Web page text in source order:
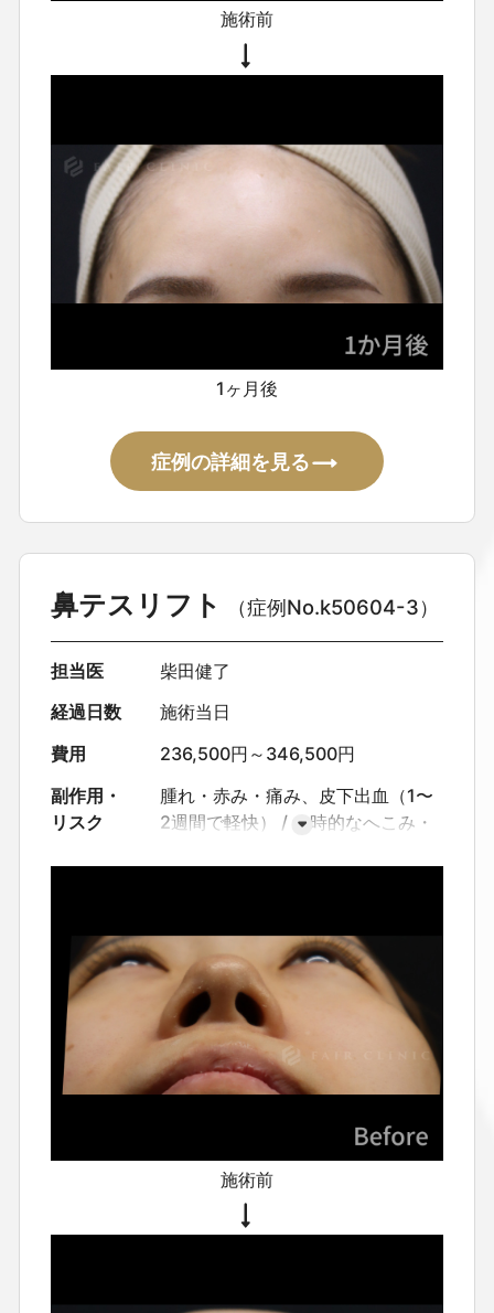
施術前
1ヶ月後
症例の詳細を見る
鼻テスリフト （症例No.k50604-3）
担当医
柴田健了
経過日数
施術当日
費用
236,500円～346,500円
副作用・
リスク
腫れ・赤み・痛み、皮下出血（1〜
2週間で軽快）
一時的なへこみ・
挿入した糸は触れることがありま
す
感染（発赤・痛み・熱感・膿）
左右差・湾曲が残ることがありま
す
糸アレルギーが起きた場合は抜
糸が必要になることがあります
糸
の抜去が必要な場合、切開が必要と
尖部の血流障害による皮膚壊死の可
能性は完全には否定できません
施術前